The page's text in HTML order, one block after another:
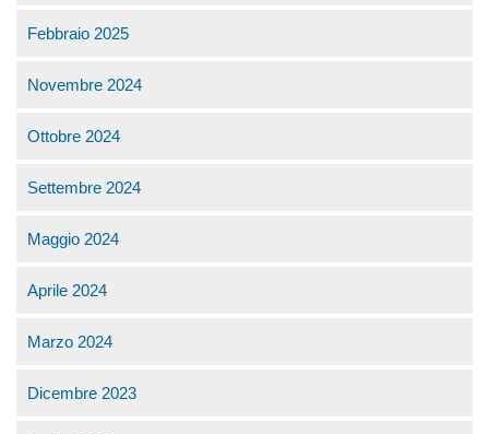
Febbraio 2025
Novembre 2024
Ottobre 2024
Settembre 2024
Maggio 2024
Aprile 2024
Marzo 2024
Dicembre 2023